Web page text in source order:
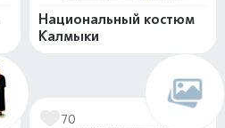
Национальный костюм
Калмыки
70